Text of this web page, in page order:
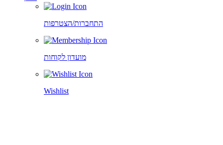
התחברות/הצטרפות
מועדון לקוחות
Wishlist